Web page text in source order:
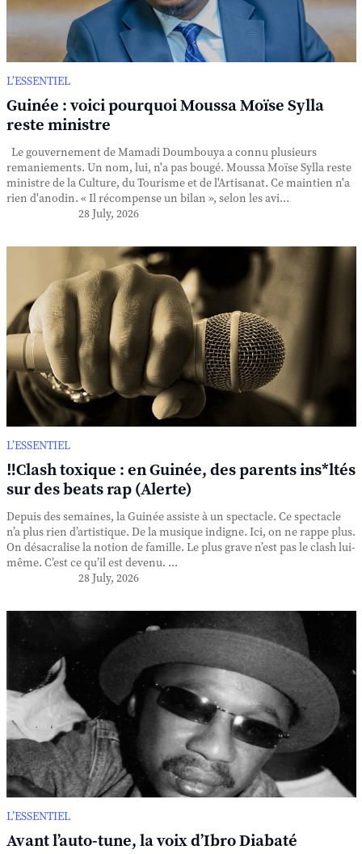
L’ESSENTIEL
Guinée : voici pourquoi Moussa Moïse Sylla
reste ministre
Le gouvernement de Mamadi Doumbouya a connu plusieurs
remaniements. Un nom, lui, n'a pas bougé. Moussa Moïse Sylla reste
ministre de la Culture, du Tourisme et de l'Artisanat. Ce maintien n'a
rien d'anodin. « Il récompense un bilan », selon les avi...
28 July, 2026
L’ESSENTIEL
‼️Clash toxique : en Guinée, des parents ins*ltés
sur des beats rap (Alerte)
Depuis des semaines, la Guinée assiste à un spectacle. Ce spectacle
n’a plus rien d’artistique. De la musique indigne. Ici, on ne rappe plus.
On désacralise la notion de famille. Le plus grave n’est pas le clash lui-
même. C’est ce qu’il est devenu. ...
28 July, 2026
L’ESSENTIEL
Avant l’auto-tune, la voix d’Ibro Diabaté